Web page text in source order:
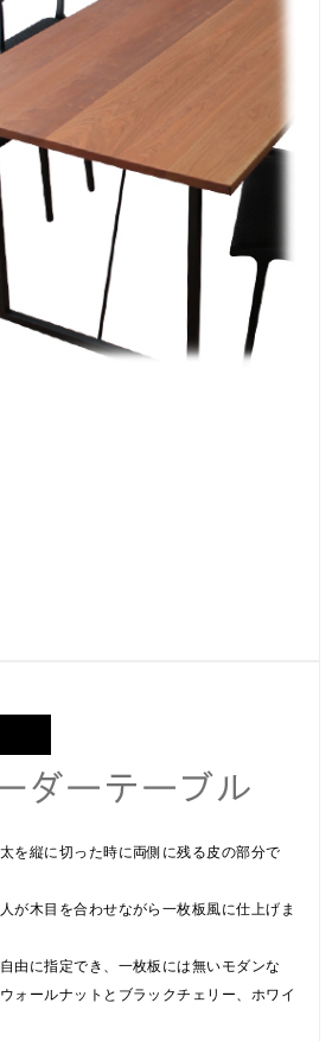
を縦に切った時に両側に残る皮の部分で
が木目を合わせながら一枚板風に仕上げま
由に指定でき、一枚板には無いモダンな
ォールナットとブラックチェリー、ホワイ